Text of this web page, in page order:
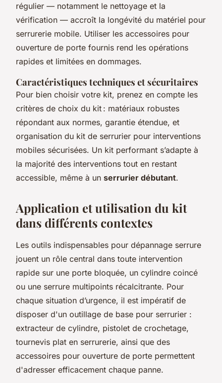
régulier — notamment le nettoyage et la
vérification — accroît la longévité du matériel pour
serrurerie mobile. Utiliser les accessoires pour
ouverture de porte fournis rend les opérations
rapides et limitées en dommages.
Caractéristiques techniques et sécuritaires
Pour bien choisir votre kit, prenez en compte les
critères de choix du kit : matériaux robustes
répondant aux normes, garantie étendue, et
organisation du kit de serrurier pour interventions
mobiles sécurisées. Un kit performant s’adapte à
la majorité des interventions tout en restant
accessible, même à un serrurier débutant.
Application et utilisation du kit
dans différents contextes
Les outils indispensables pour dépannage serrure
jouent un rôle central dans toute intervention
rapide sur une porte bloquée, un cylindre coincé
ou une serrure multipoints récalcitrante. Pour
chaque situation d’urgence, il est impératif de
disposer d'un outillage de base pour serrurier :
extracteur de cylindre, pistolet de crochetage,
tournevis plat en serrurerie, ainsi que des
accessoires pour ouverture de porte permettent
d'adresser efficacement chaque panne.